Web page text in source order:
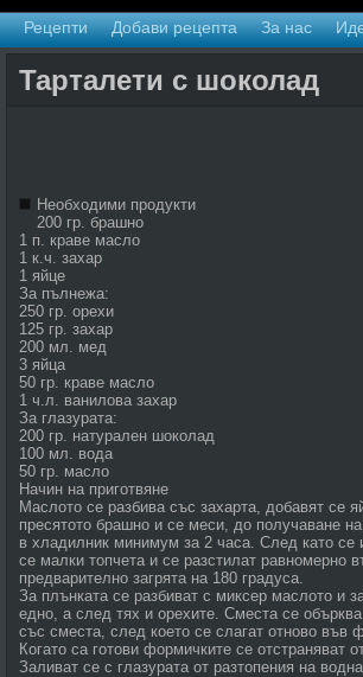
Рецепти Добави рецепта За нас
Тарталети с шоколад
Необходими продукти
200 гр. брашно
1 п. краве масло
1 к.ч. захар
1 яйце
За пълнежа:
250 гр. орехи
125 гр. захар
200 мл. мед
3 яйца
50 гр. краве масло
1 ч.л. ванилова захар
За глазурата:
200 гр. натурален шоколад
100 мл. вода
50 гр. масло
Начин на приготвяне
Маслото се разбива със захарта, добавят се
пресятото брашно и се меси, до получаване
в хладилник минимум за 2 часа. След като
се малки топчета и се разстилат равномерно
предварително загрята на 180 градуса.
За плънката се разбиват с миксер маслото и
едно, а след тях и орехите. Сместа се
със сместа, след което се слагат отново във
Когато са готови формичките се отстраняват
Заливат се с глазурата от разтопения на